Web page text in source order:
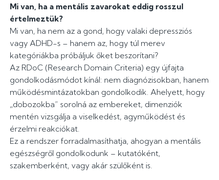
Mi van, ha a mentális zavarokat eddig rosszul
értelmeztük?
Mi van, ha nem az a gond, hogy valaki depressziós
vagy ADHD-s – hanem az, hogy túl merev
kategóriákba próbáljuk őket beszorítani?
Az RDoC (Research Domain Criteria) egy újfajta
gondolkodásmódot kínál: nem diagnózisokban, hanem
működésmintázatokban gondolkodik. Ahelyett, hogy
„dobozokba” sorolná az embereket, dimenziók
mentén vizsgálja a viselkedést, agyműködést és
érzelmi reakciókat.
Ez a rendszer forradalmasíthatja, ahogyan a mentális
egészségről gondolkodunk – kutatóként,
szakemberként, vagy akár szülőként is.